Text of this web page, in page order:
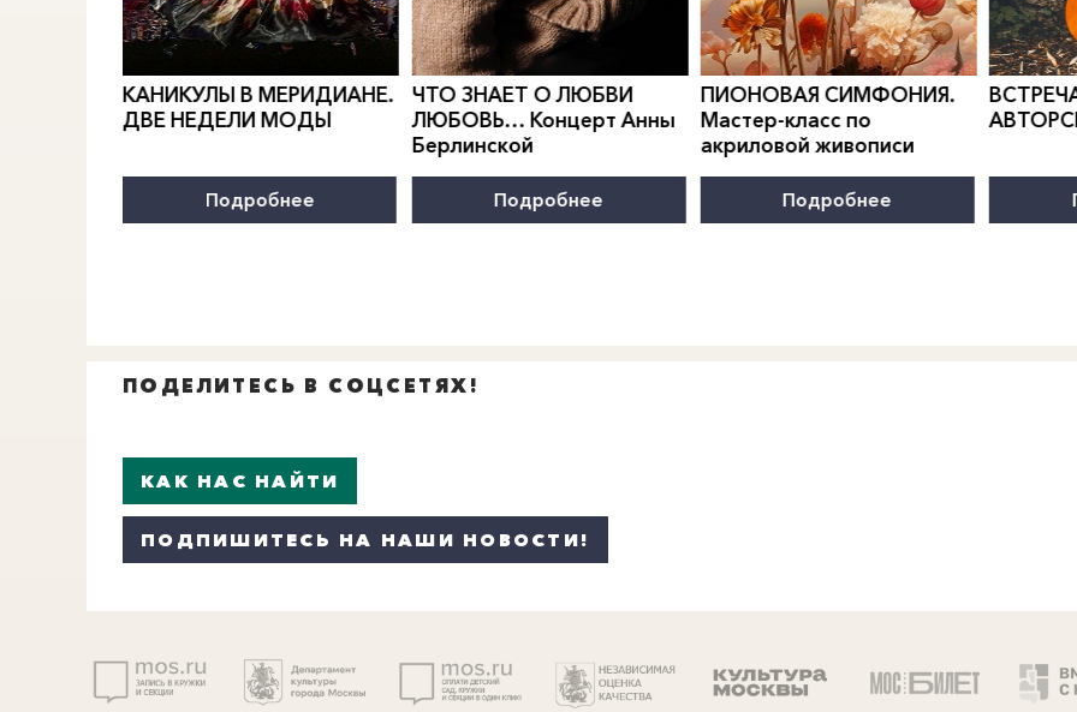
0 ">
ЧТО ЗНАЕТ О ЛЮБВИ
ЛЮБОВЬ… Концерт Анны
Подробнее
0">
ПИОНОВАЯ СИМФОНИЯ.
Мастер-класс по
акриловой живописи
Подробнее
0">
ВСТРЕЧА В КЛУБЕ
АВТОРСКОЙ ПЕСНИ
Подробнее
0">
ПОДЕЛИТЕСЬ В СОЦСЕТЯХ!
КАК НАС НАЙТИ
ПОДПИШИТЕСЬ НА НАШИ НОВОСТИ!